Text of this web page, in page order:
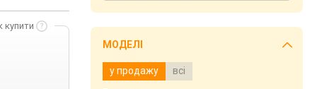
купити
МОДЕЛІ
у продажу всі